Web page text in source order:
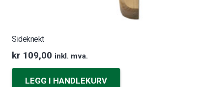
Sideknekt
kr 109,00 inkl. mva.
LEGG I HANDLEKURV